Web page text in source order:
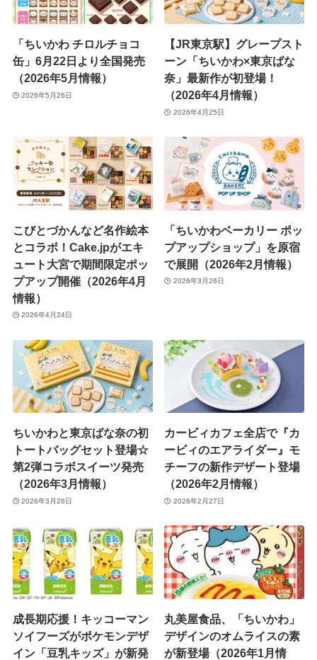
「ちいかわ チロルチョコ
缶」6月22日より全国発売
（2026年5月情報）
2026年5月26日
【JR東京駅】グレープスト
ーン「ちいかわ×東京ばな
奈」最新作が初登場！
（2026年4月情報）
2026年4月25日
こびとづかんなど名作絵本
とコラボ！Cake.jpがエキ
ュート大宮で期間限定ポッ
プアップ開催（2026年4月
情報）
2026年4月24日
「ちいかわベーカリー ポッ
プアップショップ」を原宿
で展開（2026年2月情報）
2026年3月26日
ちいかわと東京ばな奈の初
トートバッグセット登場☆
第2弾コラボスイーツ発売
（2026年3月情報）
2026年3月26日
カービィカフェ全店で『カ
ービィのエアライダー』モ
チーフの新作デザート登場
（2026年2月情報）
2026年2月27日
成長期応援！キッコーマン
ソイフーズがポケモンデザ
イン「豆乳キッズ」が新発
丸美屋食品、「ちいかわ」
デザインのオムライスの素
が新登場（2026年1月情